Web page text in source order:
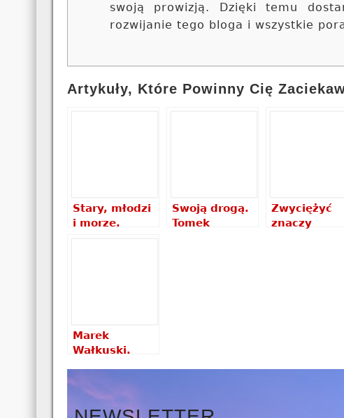
swoją prowizją. Dzięki temu
rozwijanie tego bloga i wszystkie
Artykuły, Które Powinny Cię
Stary, młodzi
i morze.
Swoją drogą.
Tomek
Zwyciężyć
znaczy
Marek
Wałkuski.
Ameryki
recenzja
książki